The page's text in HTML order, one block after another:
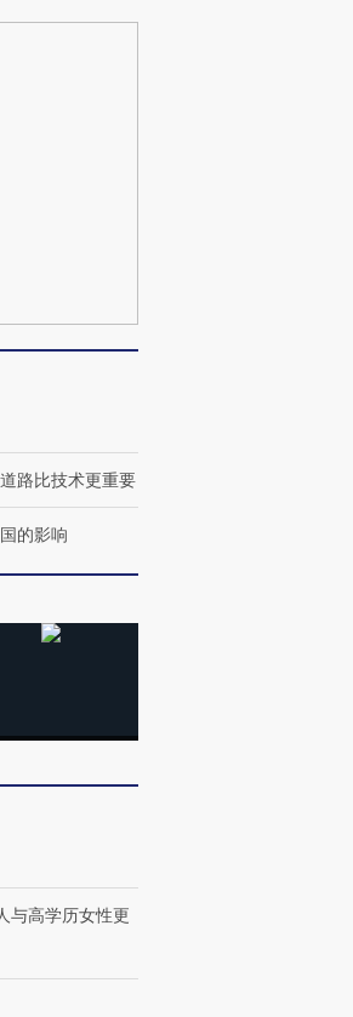
走私7万
体内含3种
育部长拱下台
寻找100种
CFO：不靠规模取胜，华
路比技术更重要
的影响
与高学历女性更